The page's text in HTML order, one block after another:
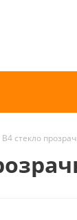
стекло